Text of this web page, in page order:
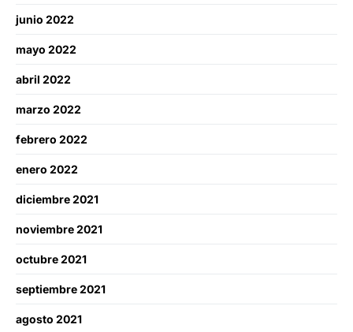
junio 2022
mayo 2022
abril 2022
marzo 2022
febrero 2022
enero 2022
diciembre 2021
noviembre 2021
octubre 2021
septiembre 2021
agosto 2021